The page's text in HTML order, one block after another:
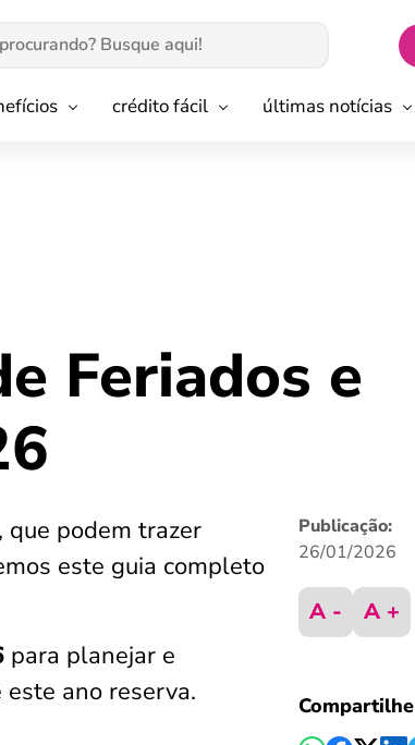
crédito fácil últimas notícias
Feriados e
que podem trazer
este guia completo
para planejar e
ano reserva.
Publicação:
26/01/2026
A - A +
Compartilhe